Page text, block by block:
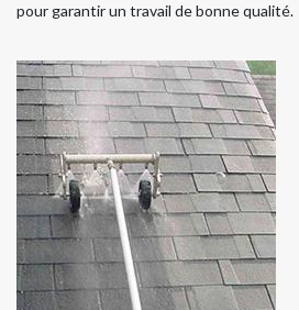
pour garantir un travail de bonne qualité.